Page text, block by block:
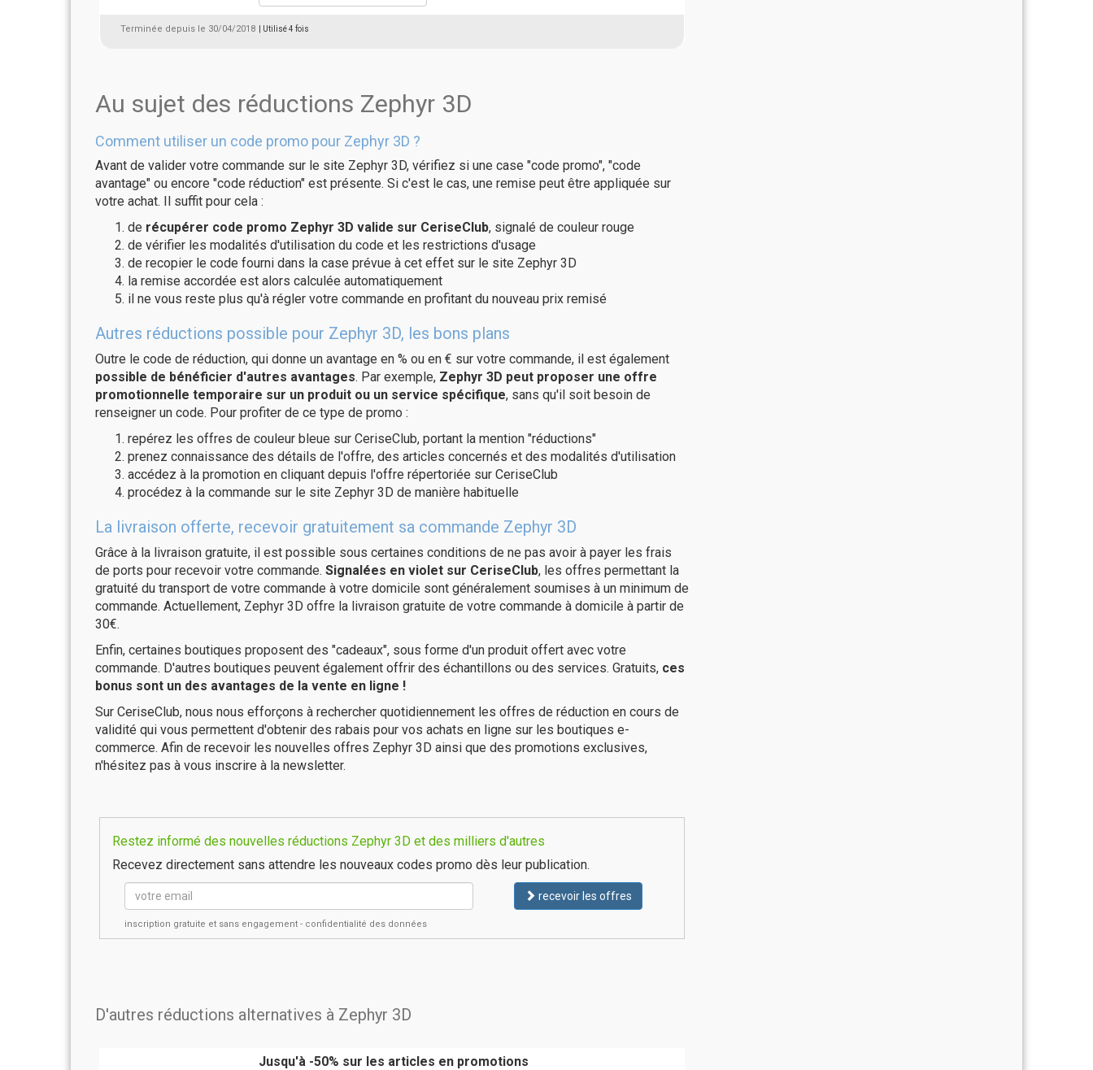
Terminée depuis le 30/04/2018 | Utilisé 4 fois
Au sujet des réductions Zephyr 3D
Comment utiliser un code promo pour Zephyr 3D ?
Avant de valider votre commande sur le site Zephyr 3D, vérifiez si une case "code promo", "code
avantage" ou encore "code réduction" est présente. Si c'est le cas, une remise peut être appliquée sur
votre achat. Il suffit pour cela :
de récupérer code promo Zephyr 3D valide sur CeriseClub, signalé de couleur rouge
de vérifier les modalités d'utilisation du code et les restrictions d'usage
de recopier le code fourni dans la case prévue à cet effet sur le site Zephyr 3D
la remise accordée est alors calculée automatiquement
il ne vous reste plus qu'à régler votre commande en profitant du nouveau prix remisé
Autres réductions possible pour Zephyr 3D, les bons plans
Outre le code de réduction, qui donne un avantage en % ou en € sur votre commande, il est également
possible de bénéficier d'autres avantages. Par exemple, Zephyr 3D peut proposer une offre
promotionnelle temporaire sur un produit ou un service spécifique, sans qu'il soit besoin de
renseigner un code. Pour profiter de ce type de promo :
repérez les offres de couleur bleue sur CeriseClub, portant la mention "réductions"
prenez connaissance des détails de l'offre, des articles concernés et des modalités d'utilisation
accédez à la promotion en cliquant depuis l'offre répertoriée sur CeriseClub
procédez à la commande sur le site Zephyr 3D de manière habituelle
La livraison offerte, recevoir gratuitement sa commande Zephyr 3D
Grâce à la livraison gratuite, il est possible sous certaines conditions de ne pas avoir à payer les frais
de ports pour recevoir votre commande. Signalées en violet sur CeriseClub, les offres permettant la
gratuité du transport de votre commande à votre domicile sont généralement soumises à un minimum de
commande. Actuellement, Zephyr 3D offre la livraison gratuite de votre commande à domicile à partir de
30€.
Enfin, certaines boutiques proposent des "cadeaux", sous forme d'un produit offert avec votre
commande. D'autres boutiques peuvent également offrir des échantillons ou des services. Gratuits, ces
bonus sont un des avantages de la vente en ligne !
Sur CeriseClub, nous nous efforçons à rechercher quotidiennement les offres de réduction en cours de
validité qui vous permettent d'obtenir des rabais pour vos achats en ligne sur les boutiques e-
commerce. Afin de recevoir les nouvelles offres Zephyr 3D ainsi que des promotions exclusives,
n'hésitez pas à vous inscrire à la newsletter.
Restez informé des nouvelles réductions Zephyr 3D et des milliers d'autres
Recevez directement sans attendre les nouveaux codes promo dès leur publication.
recevoir les offres
inscription gratuite et sans engagement - confidentialité des données
D'autres réductions alternatives à Zephyr 3D
Jusqu'à -50% sur les articles en promotions